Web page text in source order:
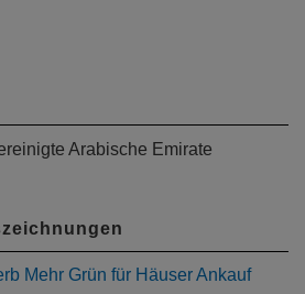
Arabische Emirate
Mehr Grün für Häuser Ankauf